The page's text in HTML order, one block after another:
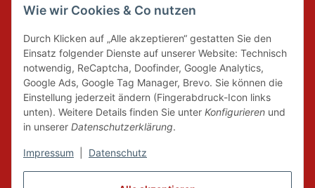
Wie wir Cookies & Co nutzen
Durch Klicken auf „Alle akzeptieren“ gestatten Sie den
Einsatz folgender Dienste auf unserer Website: Technisch
notwendig, ReCaptcha, Doofinder, Google Analytics,
Google Ads, Google Tag Manager, Brevo. Sie können die
Einstellung jederzeit ändern (Fingerabdruck-Icon links
unten). Weitere Details finden Sie unter Konfigurieren und
in unserer Datenschutzerklärung.
Impressum Datenschutz
Wir tragen Verantwortung und erfüllen unsere
Pflichten zur Systembeteiligung nach dem
Verpackungsgesetz.
FAIRCOMMERCE
Wir sind seit 04.12.2015 Mitglied der Initiative